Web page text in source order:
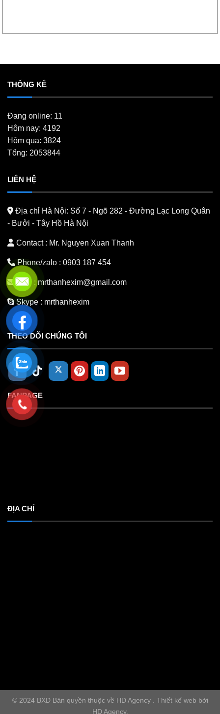
THỐNG KÊ
Đang online: 11
Hôm nay: 4192
Hôm qua: 3824
Tổng: 2053844
LIÊN HỆ
Địa chỉ Hà Nội: Số 7 - Ngõ 282 - Đường Lạc Long Quân
- Bưởi - Tây Hồ Hà Nội
Contact : Mr. Nguyen Xuan Thanh
Phone/zalo : 0903 187 454
Mail :mrthanhexim@gmail.com
Skype : mrthanhexim
THEO DÕI CHÚNG TÔI
FANPAGE
ĐỊA CHỈ
© 2024 BXD Bản quyền thuộc về HD Agency . Thiết kế web bởi
HD Agency.